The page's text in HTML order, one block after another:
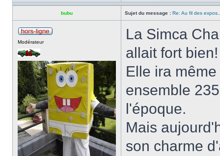
bubu Sujet du message : Re: Au fil des
Modérateur
La Simca
allait fort bien!
Elle ira
ensemble
l'époque.
Mais
son charme